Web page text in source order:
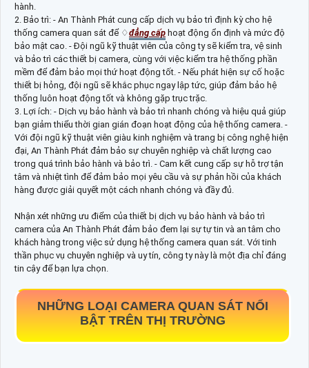
hành.
2. Bảo trì: - An Thành Phát cung cấp dịch vụ bảo trì định kỳ cho hệ
thống camera quan sát để ♢đẳng cấp hoạt động ổn định và mức độ
bảo mật cao. - Đội ngũ kỹ thuật viên của công ty sẽ kiểm tra, vệ sinh
và bảo trì các thiết bị camera, cùng với việc kiểm tra hệ thống phần
mềm để đảm bảo mọi thứ hoạt động tốt. - Nếu phát hiện sự cố hoặc
thiết bị hỏng, đội ngũ sẽ khắc phục ngay lập tức, giúp đảm bảo hệ
thống luôn hoạt động tốt và không gặp trục trặc.
3. Lợi ích: - Dịch vụ bảo hành và bảo trì nhanh chóng và hiệu quả giúp
bạn giảm thiểu thời gian gián đoạn hoạt động của hệ thống camera. -
Với đội ngũ kỹ thuật viên giàu kinh nghiệm và trang bị công nghệ hiện
đại, An Thành Phát đảm bảo sự chuyên nghiệp và chất lượng cao
trong quá trình bảo hành và bảo trì. - Cam kết cung cấp sự hỗ trợ tận
tâm và nhiệt tình để đảm bảo mọi yêu cầu và sự phản hồi của khách
hàng được giải quyết một cách nhanh chóng và đầy đủ.
Nhận xét những ưu điểm của thiết bị dịch vụ bảo hành và bảo trì
camera của An Thành Phát đảm bảo đem lại sự tự tin và an tâm cho
khách hàng trong việc sử dụng hệ thống camera quan sát. Với tinh
thần phục vụ chuyên nghiệp và uy tín, công ty này là một địa chỉ đáng
tin cậy để bạn lựa chọn.
NHỮNG LOẠI CAMERA QUAN SÁT NỔI
BẬT TRÊN THỊ TRƯỜNG